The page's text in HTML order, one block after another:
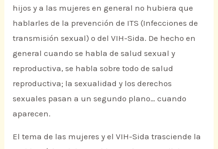
hijos y a las mujeres en general no hubiera que
hablarles de la prevención de ITS (Infecciones de
transmisión sexual) o del VIH-Sida. De hecho en
general cuando se habla de salud sexual y
reproductiva, se habla sobre todo de salud
reproductiva; la sexualidad y los derechos
sexuales pasan a un segundo plano… cuando
aparecen.
El tema de las mujeres y el VIH-Sida trasciende la